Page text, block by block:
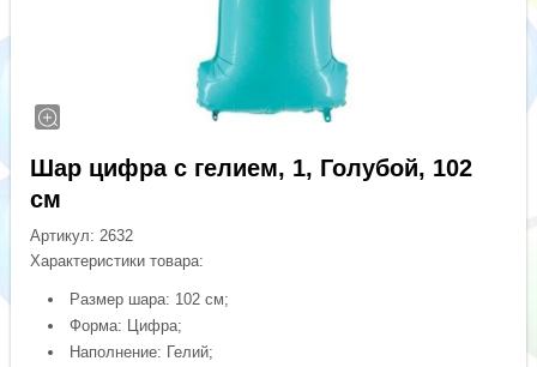
Шар цифра с гелием, 1, Голубой, 102
см
Артикул: 2632
Характеристики товара:
Размер шара: 102 см;
Форма: Цифра;
Наполнение: Гелий;